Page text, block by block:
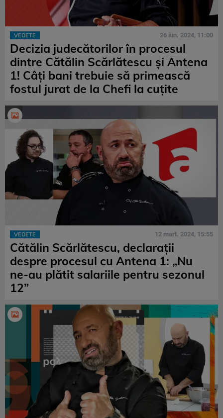
VEDETE 26 iun. 2024, 11:00
Decizia judecătorilor în procesul
dintre Cătălin Scărlătescu şi Antena
1! Câţi bani trebuie să primească
fostul jurat de la Chefi la cuţite
VEDETE 12 mart. 2024, 15:55
Cătălin Scărlătescu, declarații
despre procesul cu Antena 1: „Nu
ne-au plătit salariile pentru sezonul
12”